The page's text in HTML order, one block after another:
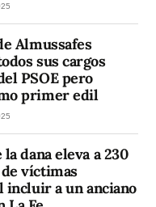
Almussafes
sus cargos
PSOE pero
primer edil
la dana eleva a 230
víctimas
incluir a un anciano